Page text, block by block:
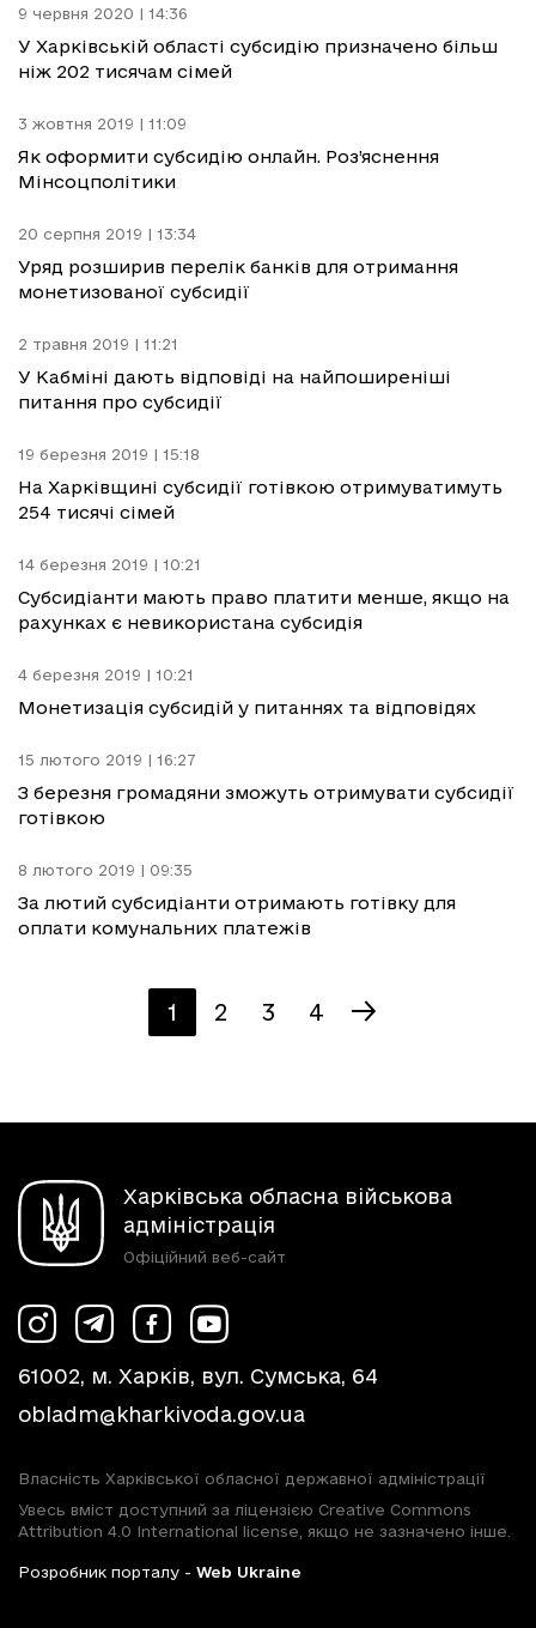
9 червня 2020 | 14:36
У Харківській області субсидію призначено більш
ніж 202 тисячам сімей
3 жовтня 2019 | 11:09
Як оформити субсидію онлайн. Роз’яснення
Мінсоцполітики
20 серпня 2019 | 13:34
Уряд розширив перелік банків для отримання
монетизованої субсидії
2 травня 2019 | 11:21
У Кабміні дають відповіді на найпоширеніші
питання про субсидії
19 березня 2019 | 15:18
На Харківщині субсидії готівкою отримуватимуть
254 тисячі сімей
14 березня 2019 | 10:21
Субсидіанти мають право платити менше, якщо на
рахунках є невикористана субсидія
4 березня 2019 | 10:21
Монетизація субсидій у питаннях та відповідях
15 лютого 2019 | 16:27
З березня громадяни зможуть отримувати субсидії
готівкою
8 лютого 2019 | 09:35
За лютий субсидіанти отримають готівку для
оплати комунальних платежів
1 2 3 4
Харківська обласна військова
адміністрація
Офіційний веб-сайт
61002, м. Харків, вул. Сумська, 64
obladm@kharkivoda.gov.ua
Власність Харківської обласної державної адміністрації
Увесь вміст доступний за ліцензією Creative Commons
Attribution 4.0 International license, якщо не зазначено інше.
Розробник порталу - Web Ukraine